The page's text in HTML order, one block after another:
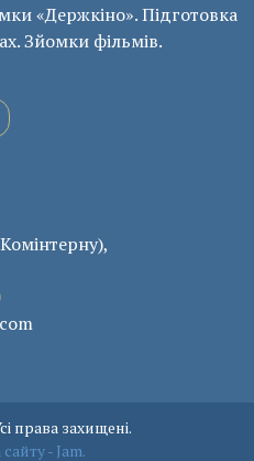
«Держкіно». Підготовка
Зйомки фільмів.
права захищені.
- Jam.